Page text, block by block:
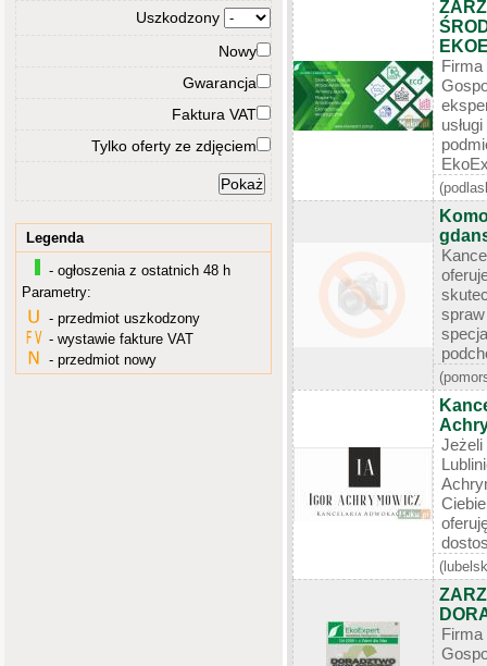
Uszkodzony
Nowy
Gwarancja
Faktura VAT
Tylko oferty ze zdjęciem
Legenda
- ogłoszenia z ostatnich 48 h
Parametry:
- przedmiot uszkodzony
- wystawie fakture VAT
- przedmiot nowy